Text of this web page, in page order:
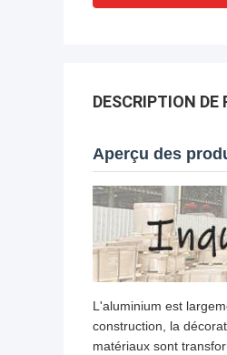
DESCRIPTION DE
Aperçu des
L'aluminium est
construction, la
matériaux sont